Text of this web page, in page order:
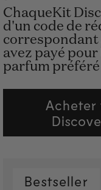
ChaqueKit
d'un code de
correspondant
avez payé
parfum
Acheter
Bestseller